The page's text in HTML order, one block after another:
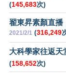
(145,683次)
翟東昇素顏直播
2021/2/1 (316,249
大科學家往返天
(158,652次)